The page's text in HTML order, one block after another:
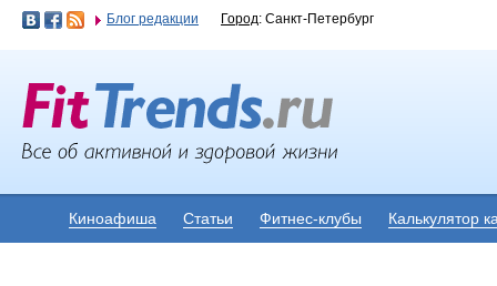
Блог редакции Город: Санкт-Петербург
Киноафиша Статьи Фитнес-клубы Калькулятор